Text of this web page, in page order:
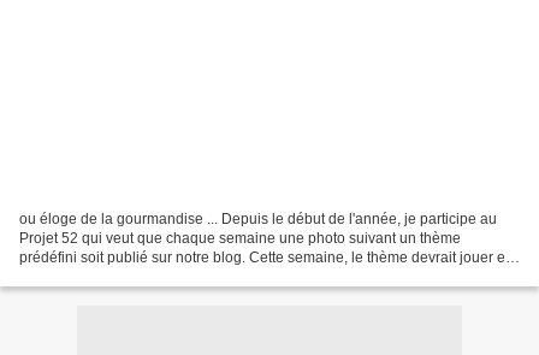
ou éloge de la gourmandise ... Depuis le début de l'année, je participe au
Projet 52 qui veut que chaque semaine une photo suivant un thème
prédéfini soit publié sur notre blog. Cette semaine, le thème devrait jouer en